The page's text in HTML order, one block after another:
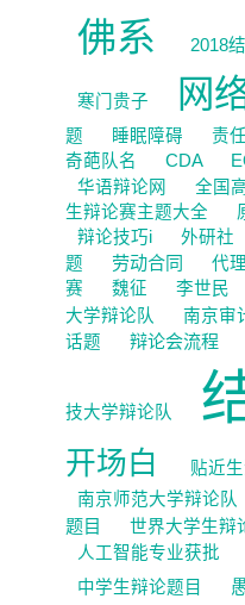
佛系 2018
寒门贵子 网
题
睡眠障碍 责任
奇葩队名
CDA
华语辩论网
全国
生辩论赛主题大全
辩论技巧i
外研社
题
劳动合同 代
赛
魏征 李世民
大学辩论队
南京审
话题
辩论会流程
技大学辩论队
开场白
贴近
南京师范大学辩论队
题目
世界大学生辩
人工智能专业获批
中学生辩论题目